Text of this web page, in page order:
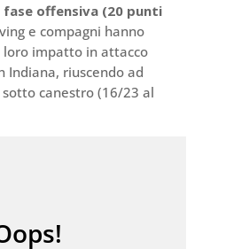
offensiva (20 punti
e compagni hanno
impatto in attacco
Indiana, riuscendo ad
canestro (16/23 al